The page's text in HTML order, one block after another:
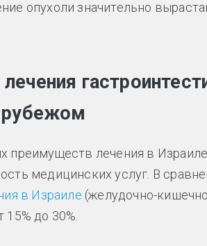
опухоли значительно
рубежом
преимуществ лечения в
медицинских услуг. В
в Израиле (желудочно-
15% до 30%.